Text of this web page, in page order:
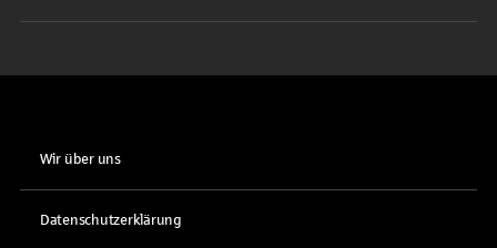
Wir über uns
Datenschutzerklärung